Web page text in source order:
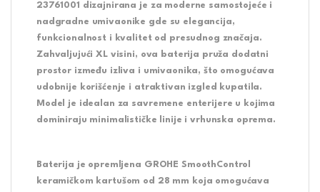
23761001 dizajnirana je za moderne samostojeće i
nadgradne umivaonike gde su elegancija,
funkcionalnost i kvalitet od presudnog značaja.
Zahvaljujući XL visini, ova baterija pruža dodatni
prostor između izliva i umivaonika, što omogućava
udobnije korišćenje i atraktivan izgled kupatila.
Model je idealan za savremene enterijere u kojima
dominiraju minimalističke linije i vrhunska oprema.
Baterija je opremljena GROHE SmoothControl
keramičkom kartušom od 28 mm koja omogućava